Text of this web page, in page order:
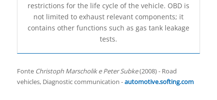
restrictions for the life­ cycle of the vehicle. OBD is
not limited to exhaust relevant components; it
contains other functions such as gas tank leakage
tests.
Fonte Christoph Marscholik e Peter Subke(2008) - Road
vehicles, Diagnostic communication -automotive.softing.com